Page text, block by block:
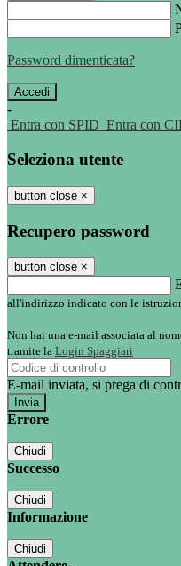
Password dimenticata?
-
Entra con SPID Entra con
Seleziona utente
button close ×
Recupero password
button close ×
all'indirizzo indicato con le
Non hai una e-mail associata al
tramite la Login Spaggiari
E-mail inviata, si prega di
Errore
Chiudi
Successo
Chiudi
Informazione
Chiudi